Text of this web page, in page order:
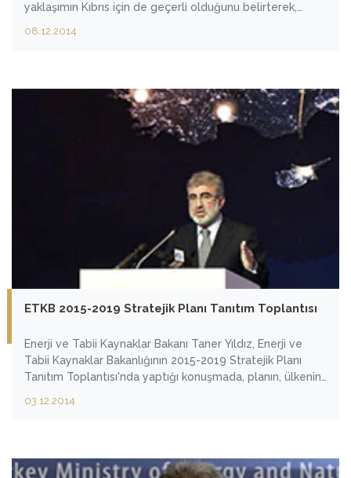
yaklaşımın Kıbrıs için de geçerli olduğunu belirterek,
bütün kesimlere fayda sağlayacaktır” dedi.
08.12.2014
ETKB 2015-2019 Stratejik Planı Tanıtım Toplantısı
Enerji ve Tabii Kaynaklar Bakanı Taner Yıldız, Enerji ve
Tabii Kaynaklar Bakanlığının 2015-2019 Stratejik Planı
Tanıtım Toplantısı'nda yaptığı konuşmada, planın, ülkenin
inandığını söyledi.
03.12.2014